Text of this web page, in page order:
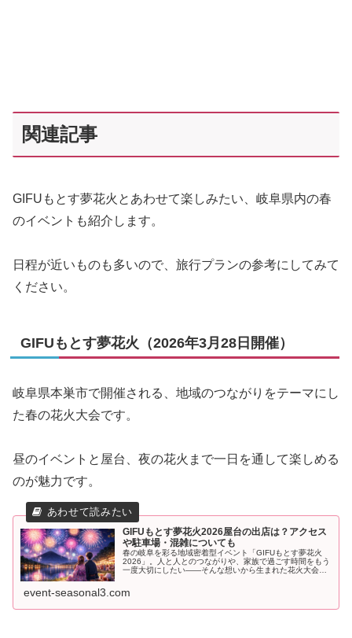
関連記事
GIFUもとす夢花火とあわせて楽しみたい、岐阜県内の春
のイベントも紹介します。
日程が近いものも多いので、旅行プランの参考にしてみて
ください。
GIFUもとす夢花火（2026年3月28日開催）
岐阜県本巣市で開催される、地域のつながりをテーマにし
た春の花火大会です。
昼のイベントと屋台、夜の花火まで一日を通して楽しめる
のが魅力です。
GIFUもとす夢花火2026屋台の出店は？アクセス
や駐車場・混雑についても
春の岐阜を彩る地域密着型イベント「GIFUもとす夢花火
2026」。人と人とのつながりや、家族で過ごす時間をもう
一度大切にしたい――そんな想いから生まれた花火大会
event-seasonal3.com